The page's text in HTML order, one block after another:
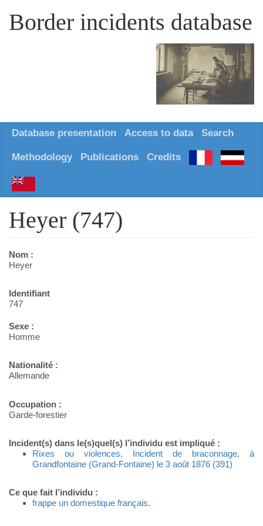
Border incidents database
Database presentation Access to data Search
Methodology Publications Credits
Heyer (747)
Nom :
Heyer
Identifiant
747
Sexe :
Homme
Nationalité :
Allemande
Occupation :
Garde-forestier
Incident(s) dans le(s)quel(s) l’individu est impliqué :
Rixes ou violences, Incident de braconnage, à
Grandfontaine (Grand-Fontaine) le 3 août 1876 (391)
Ce que fait l’individu :
frappe un domestique français.